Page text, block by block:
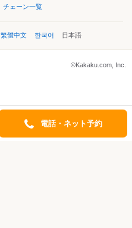
チェーン一覧
繁體中文 한국어 日本語
©Kakaku.com, Inc.
電話・ネット予約